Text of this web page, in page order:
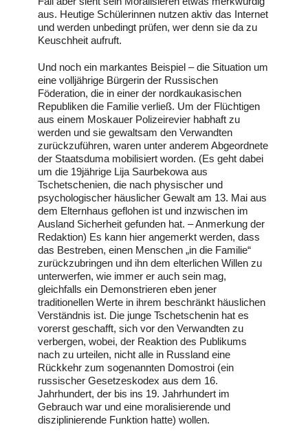
aus. Heutige Schülerinnen nutzen aktiv das Internet
und werden unbedingt prüfen, wer denn sie da zu
Keuschheit aufruft.
Und noch ein markantes Beispiel – die Situation um
eine volljährige Bürgerin der Russischen
Föderation, die in einer der nordkaukasischen
Republiken die Familie verließ. Um der Flüchtigen
aus einem Moskauer Polizeirevier habhaft zu
werden und sie gewaltsam den Verwandten
zurückzuführen, waren unter anderem Abgeordnete
der Staatsduma mobilisiert worden. (Es geht dabei
um die 19jährige Lija Saurbekowa aus
Tschetschenien, die nach physischer und
psychologischer häuslicher Gewalt am 13. Mai aus
dem Elternhaus geflohen ist und inzwischen im
Ausland Sicherheit gefunden hat. – Anmerkung der
Redaktion) Es kann hier angemerkt werden, dass
das Bestreben, einen Menschen „in die Familie“
zurückzubringen und ihn dem elterlichen Willen zu
unterwerfen, wie immer er auch sein mag,
gleichfalls ein Demonstrieren eben jener
traditionellen Werte in ihrem beschränkt häuslichen
Verständnis ist. Die junge Tschetschenin hat es
vorerst geschafft, sich vor den Verwandten zu
verbergen, wobei, der Reaktion des Publikums
nach zu urteilen, nicht alle in Russland eine
Rückkehr zum sogenannten Domostroi (ein
russischer Gesetzeskodex aus dem 16.
Jahrhundert, der bis ins 19. Jahrhundert im
Gebrauch war und eine moralisierende und
disziplinierende Funktion hatte) wollen.